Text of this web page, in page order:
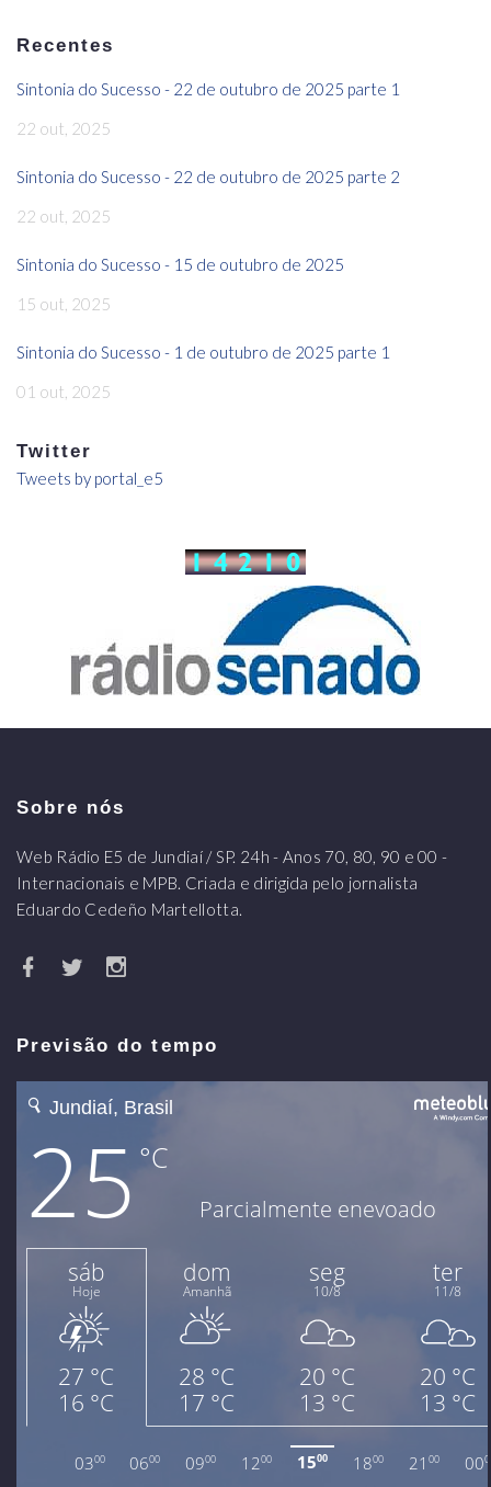
Recentes
Sintonia do Sucesso - 22 de outubro de 2025 parte 1
22 out, 2025
Sintonia do Sucesso - 22 de outubro de 2025 parte 2
22 out, 2025
Sintonia do Sucesso - 15 de outubro de 2025
15 out, 2025
Sintonia do Sucesso - 1 de outubro de 2025 parte 1
01 out, 2025
Twitter
Tweets by portal_e5
Sobre nós
Web Rádio E5 de Jundiaí / SP. 24h - Anos 70, 80, 90 e 00 -
Internacionais e MPB. Criada e dirigida pelo jornalista
Eduardo Cedeño Martellotta.
Previsão do tempo